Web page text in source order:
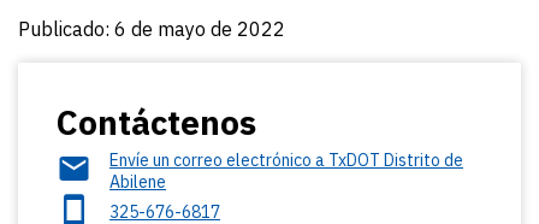
Publicado: 6 de mayo de 2022
Contáctenos
Envíe un correo electrónico a TxDOT Distrito de
Abilene
325-676-6817